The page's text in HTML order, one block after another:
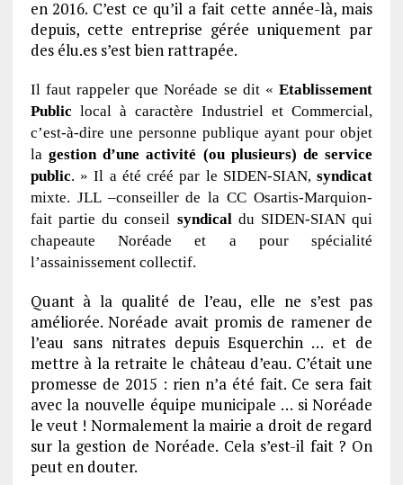
en 2016. C’est ce qu’il a fait cette année-là, mais
depuis, cette entreprise gérée uniquement par
des élu.es s’est bien rattrapée.
Il faut rappeler que Noréade se dit «Etablissement
Public local à caractère Industriel et Commercial,
c’est-à-dire une personne publique ayant pour objet
la gestion d’une activité (ou plusieurs) de service
public. » Il a été créé par le SIDEN-SIAN,syndicat
mixte. JLL –conseiller de la CC Osartis-Marquion-
fait partie du conseil syndicaldu SIDEN-SIAN qui
chapeaute Noréade et a pour spécialité
l’assainissement collectif.
Quant à la qualité de l’eau, elle ne s’est pas
améliorée. Noréade avait promis de ramener de
l’eau sans nitrates depuis Esquerchin … et de
mettre à la retraite le château d’eau. C’était une
promesse de 2015 : rien n’a été fait. Ce sera fait
avec la nouvelle équipe municipale … si Noréade
le veut ! Normalement la mairie a droit de regard
sur la gestion de Noréade. Cela s’est-il fait ? On
peut en douter.